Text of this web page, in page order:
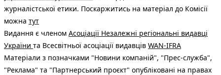
журналістської етики. Поскаржитись на матеріал до Комісії
можна тут
Видання є членом Асоціації Незалежні регіональні видавці
України та Всесвітньої асоціації видавців WAN-IFRA
Матеріали з позначками "Новини компаній", "Прес-служба",
"Реклама" та "Партнерський проєкт" опубліковані на правах